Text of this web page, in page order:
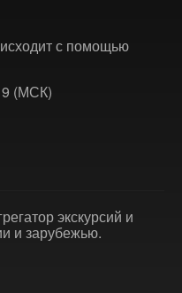
с помощью
(МСК)
экскурсий и
и зарубежью.